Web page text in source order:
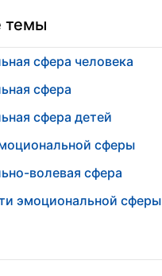
темы
сфера человека
сфера
сфера детей
сферы
волевая сфера
эмоциональной сферы